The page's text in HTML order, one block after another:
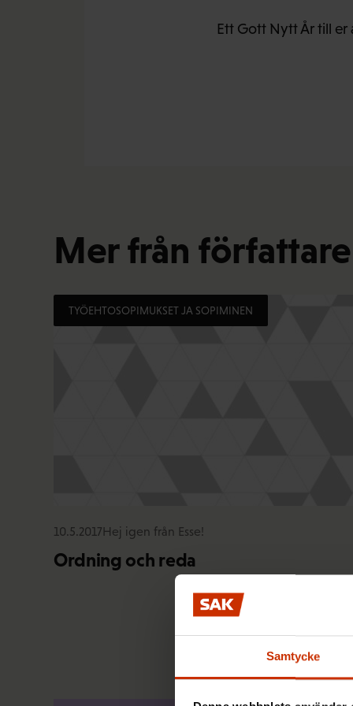
Samtycke
Ett Gott Nytt År till er
Mer från
TYÖEHTOSOPIMUKSET JA SOPIMINEN
10.5.2017Hej igen från Esse!
Ordning och reda